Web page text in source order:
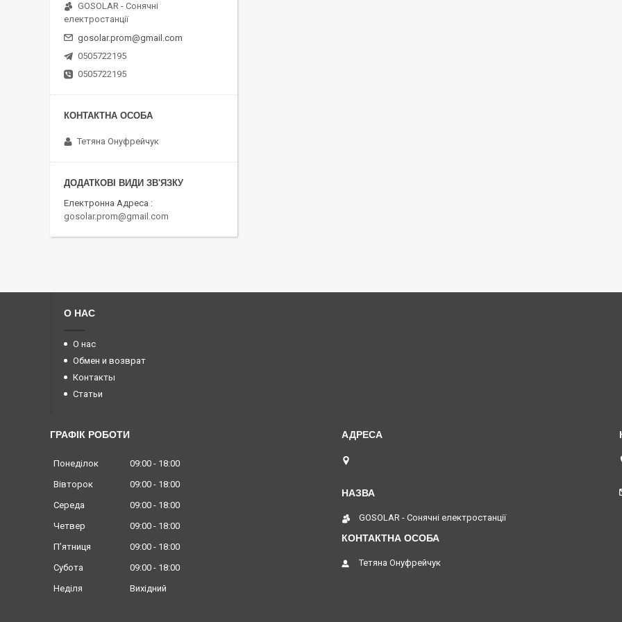
GOSOLAR - Сонячні
електростанції
gosolar.prom@gmail.com
0505722195
0505722195
Тетяна Онуфрейчук
Електронна Адреса
gosolar.prom@gmail.com
О НАС
О нас
Обмен и возврат
Контакты
Статьи
ГРАФІК РОБОТИ
Понеділок 09:00
18:00
Вівторок
09:00
18:00
Середа
09:00
18:00
Четвер
09:00
18:00
Пʼятниця
09:00
18:00
Субота
09:00
18:00
Неділя
Вихідний
GOSOLAR - Сонячні електростанції
Тетяна Онуфрейчук